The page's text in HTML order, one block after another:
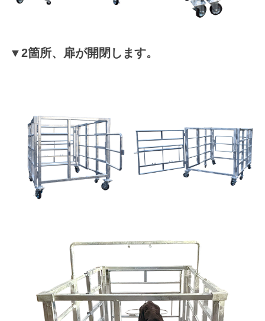
▼2箇所、扉が開閉します。